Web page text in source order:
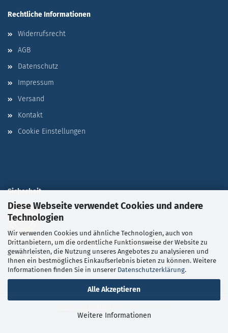
Diese Webseite verwendet Cookies und andere
Technologien
Wir verwenden Cookies und ähnliche Technologien, auch von
Drittanbietern, um die ordentliche Funktionsweise der Website zu
gewährleisten, die Nutzung unseres Angebotes zu analysieren und
Ihnen ein bestmögliches Einkaufserlebnis bieten zu können. Weitere
Informationen finden Sie in unserer Datenschutzerklärung.
Alle Akzeptieren
Weitere Informationen
Rechtliche Informationen
Widerrufsrecht
AGB
Datenschutz
Impressum
Versand
Kontakt
Cookie Einstellungen
Sicherheit
Sichere Bestell- & Zahlungsabwicklungdurch SSL-
Verschlüsselung